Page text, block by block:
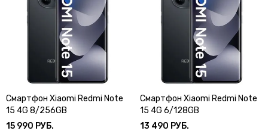
Смартфон Xiaomi Redmi Note
15 4G 8/256GB
15 990 РУБ.
Смартфон Xiaomi Redmi Note
15 4G 6/128GB
13 490 РУБ.